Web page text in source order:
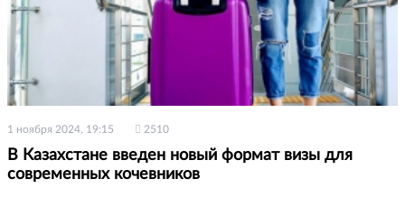
1 ноября 2024, 19:15 2510
В Казахстане введен новый формат визы для
современных кочевников